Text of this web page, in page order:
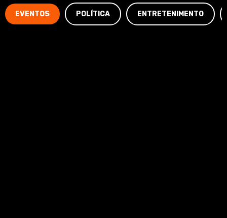
EVENTOS POLÍTICA ENTRETENIMENTO